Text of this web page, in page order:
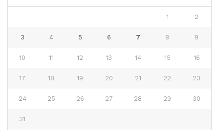
1 2
3 4 5 6 7 8 9
10 11 12 13 14 15 16
17 18 19 20 21 22 23
24 25 26 27 28 29 30
31